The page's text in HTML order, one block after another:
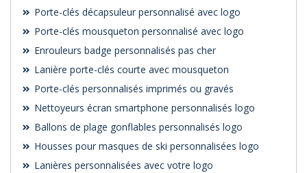
Porte-clés décapsuleur personnalisé avec logo
Porte-clés mousqueton personnalisé avec logo
Enrouleurs badge personnalisés pas cher
Lanière porte-clés courte avec mousqueton
Porte-clés personnalisés imprimés ou gravés
Nettoyeurs écran smartphone personnalisés logo
Ballons de plage gonflables personnalisés logo
Housses pour masques de ski personnalisées logo
Lanières personnalisées avec votre logo